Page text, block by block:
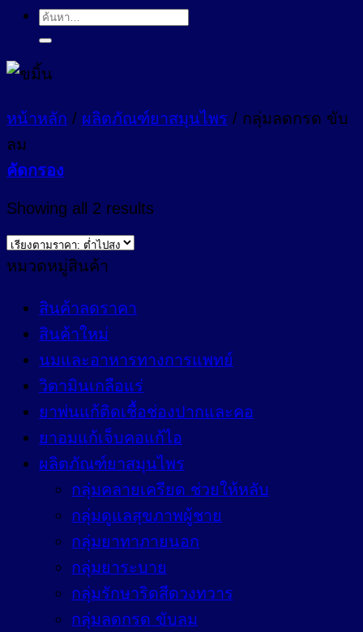
ค้นหา:
หน้าหลัก / ผลิตภัณฑ์ยาสมุนไพร / กลุ่มลดกรด ขับ
ลม
คัดกรอง
Showing all 2 results
หมวดหมู่สินค้า
สินค้าลดราคา
สินค้าใหม่
นมและอาหารทางการแพทย์
วิตามินเกลือแร่
ยาพ่นแก้ติดเชื้อช่องปากและคอ
ยาอมแก้เจ็บคอแก้ไอ
ผลิตภัณฑ์ยาสมุนไพร
กลุ่มคลายเครียด ช่วยให้หลับ
กลุ่มดูแลสุขภาพผู้ชาย
กลุ่มยาทาภายนอก
กลุ่มยาระบาย
กลุ่มรักษาริดสีดวงทวาร
กลุ่มลดกรด ขับลม